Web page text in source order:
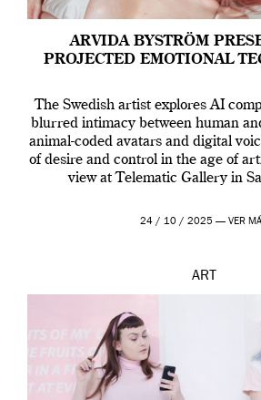
ARVIDA BYSTRÖM
PROJECTED EMOTIONAL
The Swedish artist explores AI
blurred intimacy between human
animal-coded avatars and digital
of desire and control in the age of
view at Telematic Gallery in
24 / 10 / 2025 — VER
ART